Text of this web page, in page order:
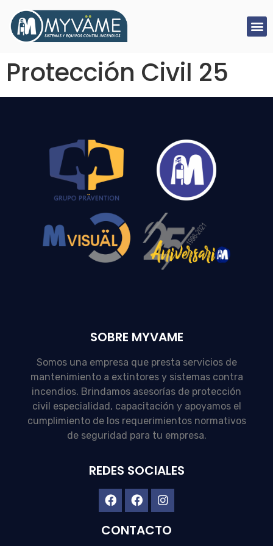
Protección Civil 25
SOBRE MYVAME
Somos una empresa que presta servicios de
mantenimiento a extintores y sistemas contra
incendios. Brindamos asesorías de protección
civil especialidad, capacitación y apoyamos el
cumplimiento de los requerimientos normativos
de seguridad para tu empresa.
REDES SOCIALES
CONTACTO